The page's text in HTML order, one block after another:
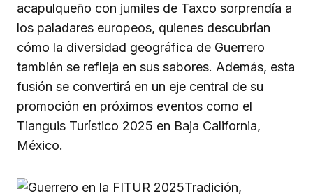
acapulqueño con jumiles de Taxco sorprendía a
los paladares europeos, quienes descubrían
cómo la diversidad geográfica de Guerrero
también se refleja en sus sabores. Además, esta
fusión se convertirá en un eje central de su
promoción en próximos eventos como el
Tianguis Turístico 2025 en Baja California,
México.